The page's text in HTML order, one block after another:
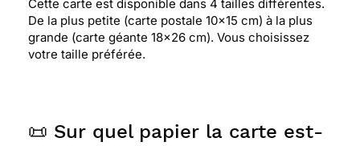
Cette carte est disponible dans 4 tailles différentes.
De la plus petite (carte postale 10x15 cm) à la plus
grande (carte géante 18x26 cm). Vous choisissez
votre taille préférée.
📜 Sur quel papier la carte est-